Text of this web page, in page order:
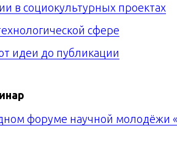
в социокультурных проектах
сфере
идеи до публикации
форуме научной молодёжи